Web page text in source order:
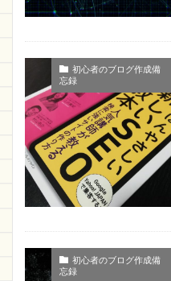
初心者のブログ作成備
忘録
初心者のブログ作成備
忘録